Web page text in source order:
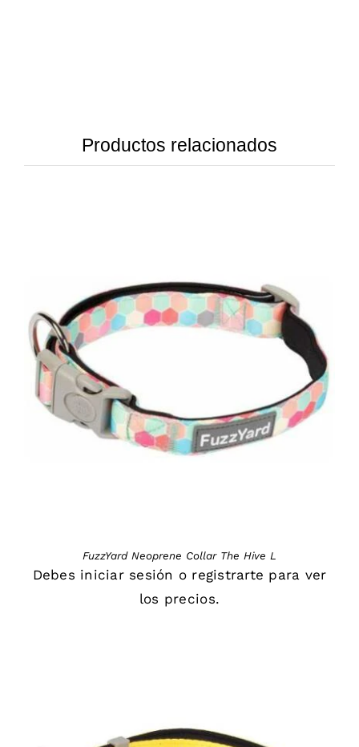
Productos relacionados
FuzzYard Neoprene Collar The Hive L
Debes iniciar sesión o registrarte para ver
los precios.